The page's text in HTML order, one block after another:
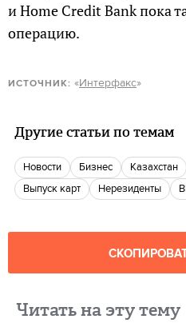
и Home Credit Bank пока
операцию.
ИСТОЧНИК: «Интерфакс»
Другие статьи по темам
новости бизнес Казахстан
выпуск карт
нерезиденты
Читать на эту тему